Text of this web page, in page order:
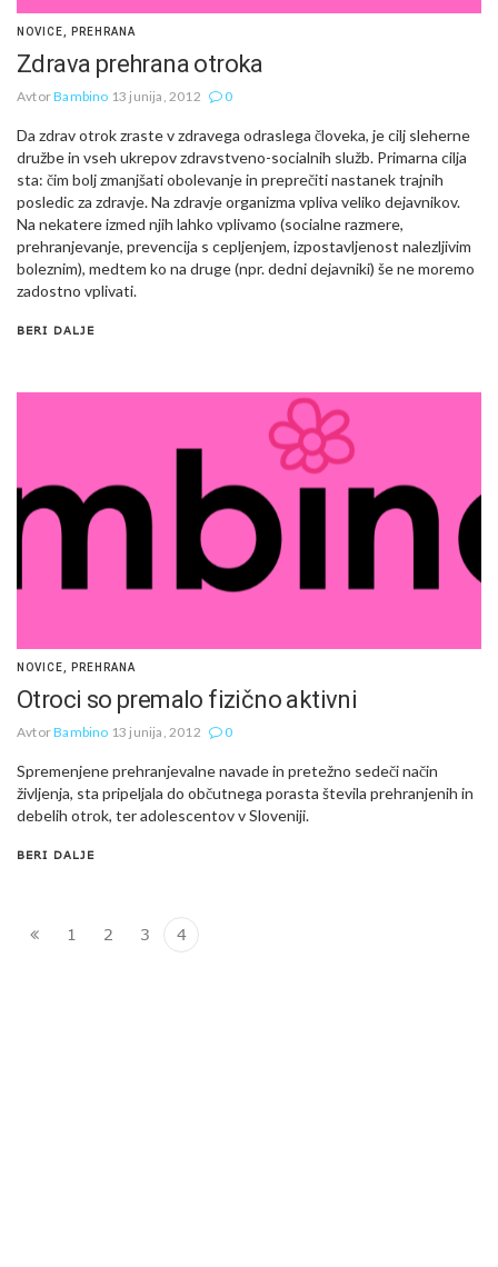
NOVICE PREHRANA
Zdrava prehrana otroka
AvtorBambino 13 junija, 2012 0
Da zdrav otrok zraste v zdravega odraslega človeka, je cilj sleherne
družbe in vseh ukrepov zdravstveno-socialnih služb. Primarna cilja
sta: čim bolj zmanjšati obolevanje in preprečiti nastanek trajnih
posledic za zdravje. Na zdravje organizma vpliva veliko dejavnikov.
Na nekatere izmed njih lahko vplivamo (socialne razmere,
prehranjevanje, prevencija s cepljenjem, izpostavljenost nalezljivim
boleznim), medtem ko na druge (npr. dedni dejavniki) še ne moremo
zadostno vplivati.
BERI DALJE
NOVICE PREHRANA
Otroci so premalo fizično aktivni
AvtorBambino 13 junija, 2012 0
Spremenjene prehranjevalne navade in pretežno sedeči način
življenja, sta pripeljala do občutnega porasta števila prehranjenih in
debelih otrok, ter adolescentov v Sloveniji.
BERI DALJE
1 2 3 4